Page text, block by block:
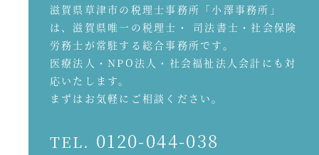
滋賀県草津市の税理士事務所「小澤事務所」
は、滋賀県唯一の税理士・ 司法書士・社会保険
労務士が常駐する総合事務所です。
医療法人・NPO法人・社会福祉法人会計にも対
応いたします。
まずはお気軽にご相談ください。
TEL. 0120-044-038